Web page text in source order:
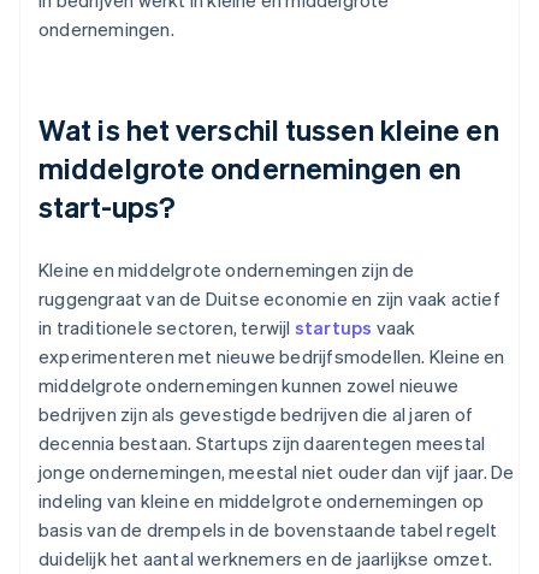
ondernemingen.
Wat is het verschil tussen kleine en
middelgrote ondernemingen en
start-ups?
Kleine en middelgrote ondernemingen zijn de
ruggengraat van de Duitse economie en zijn vaak actief
in traditionele sectoren, terwijl startups vaak
experimenteren met nieuwe bedrijfsmodellen. Kleine en
middelgrote ondernemingen kunnen zowel nieuwe
bedrijven zijn als gevestigde bedrijven die al jaren of
decennia bestaan. Startups zijn daarentegen meestal
jonge ondernemingen, meestal niet ouder dan vijf jaar. De
indeling van kleine en middelgrote ondernemingen op
basis van de drempels in de bovenstaande tabel regelt
duidelijk het aantal werknemers en de jaarlijkse omzet.